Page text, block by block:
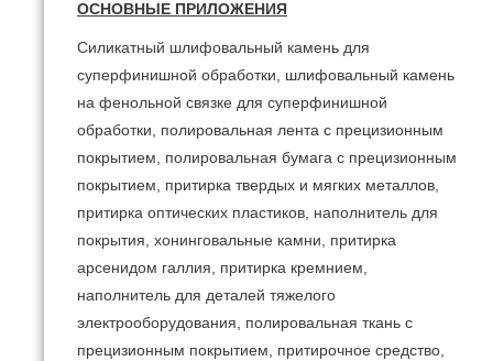
ОСНОВНЫЕ ПРИЛОЖЕНИЯ
Силикатный шлифовальный камень для
суперфинишной обработки, шлифовальный камень
на фенольной связке для суперфинишной
обработки, полировальная лента с прецизионным
покрытием, полировальная бумага с прецизионным
покрытием, притирка твердых и мягких металлов,
притирка оптических пластиков, наполнитель для
покрытия, хонинговальные камни, притирка
арсенидом галлия, притирка кремнием,
наполнитель для деталей тяжелого
электрооборудования, полировальная ткань с
прецизионным покрытием, притирочное средство,